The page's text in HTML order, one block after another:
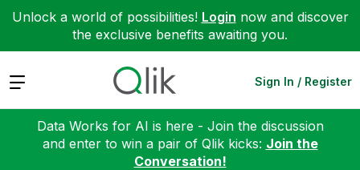
Unlock a world of possibilities! Login now and discover
the exclusive benefits awaiting you.
Expand Sign In / Register
Data Works for AI is here - Join the discussion
and enter to win a pair of Qlik kicks: Join the
Conversation!